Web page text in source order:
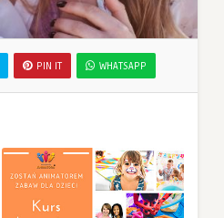
PIN IT WHATSAPP